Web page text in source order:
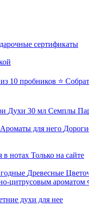
сертификаты
10 пробников ⭐
Духи 30 мл Семплы
Ароматы для него
в нотах Только на сайте
Древесные
цитрусовым ароматом
духи для нее